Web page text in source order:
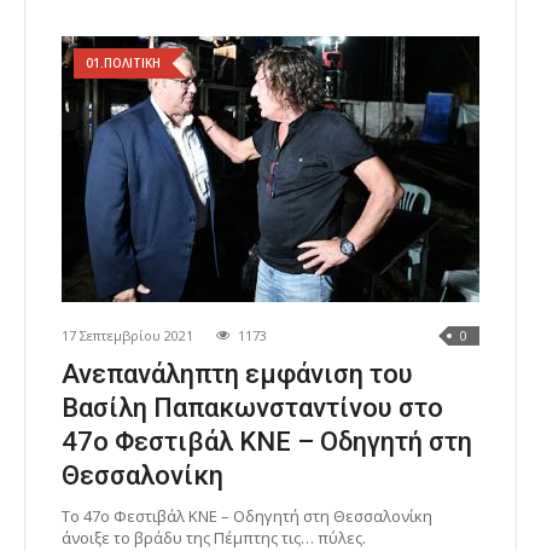
01.ΠΟΛΙΤΙΚΗ
17 Σεπτεμβρίου 2021 1173 0
Ανεπανάληπτη εμφάνιση του
Βασίλη Παπακωνσταντίνου στο
47ο Φεστιβάλ ΚΝΕ – Οδηγητή στη
Θεσσαλονίκη
Το 47ο Φεστιβάλ ΚΝΕ – Οδηγητή στη Θεσσαλονίκη
άνοιξε το βράδυ της Πέμπτης τις… πύλες.